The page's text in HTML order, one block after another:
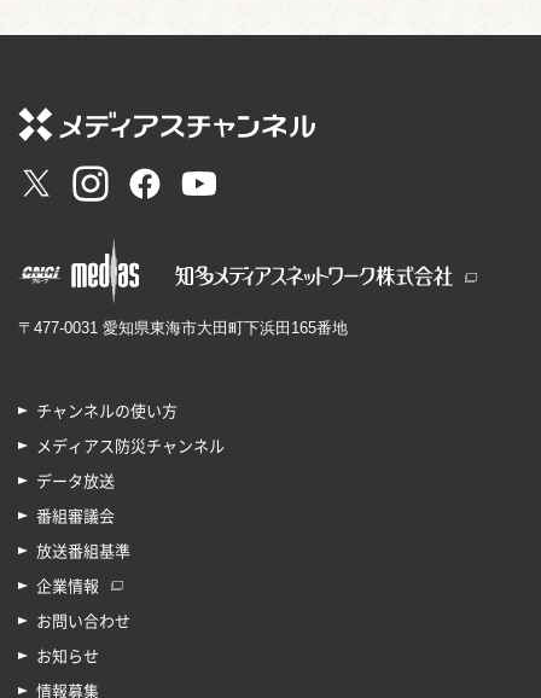
〒477-0031 愛知県東海市大田町下浜田165番地
チャンネルの使い方
メディアス防災チャンネル
データ放送
番組審議会
放送番組基準
企業情報
お問い合わせ
お知らせ
情報募集